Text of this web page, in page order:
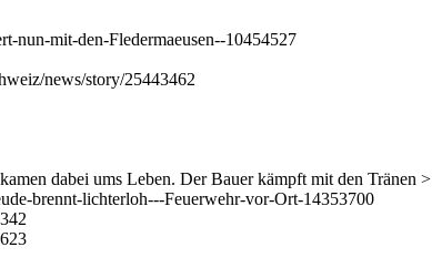
nun-mit-den-Fledermaeusen--10454527
news/story/25443462
dabei ums Leben. Der Bauer kämpft mit den Tränen >
brennt-lichterloh---Feuerwehr-vor-Ort-14353700